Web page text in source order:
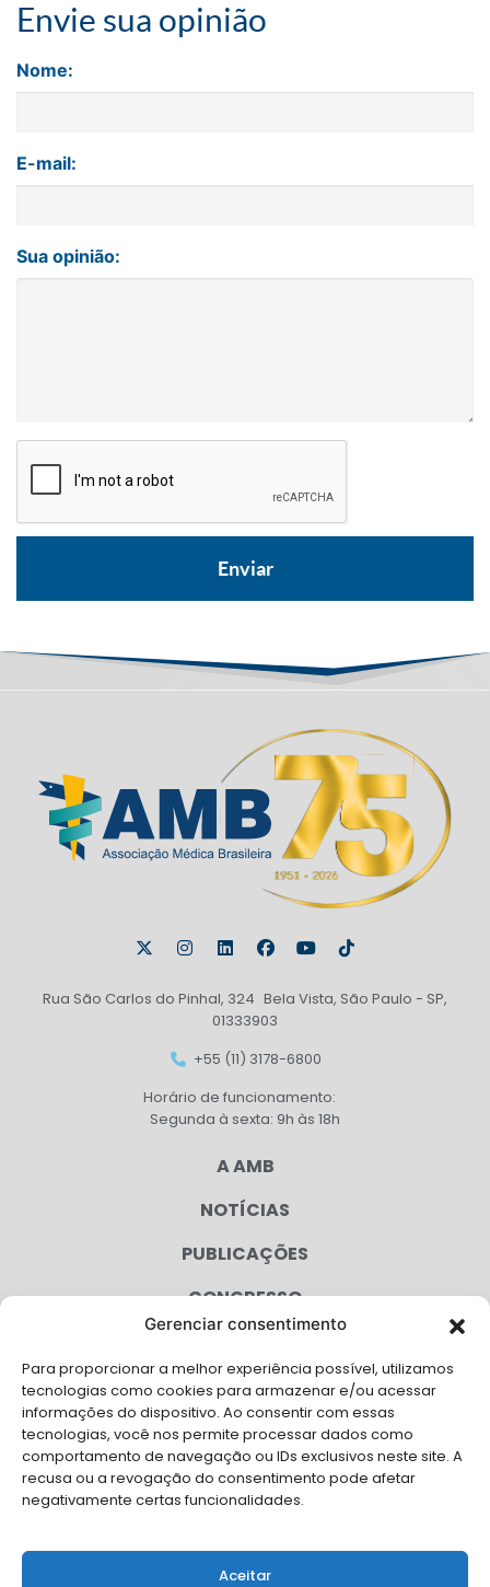
Gerenciar consentimento
Para proporcionar a melhor experiência possível, utilizamos
tecnologias como cookies para armazenar e/ou acessar
informações do dispositivo. Ao consentir com essas
tecnologias, você nos permite processar dados como
comportamento de navegação ou IDs exclusivos neste site. A
recusa ou a revogação do consentimento pode afetar
negativamente certas funcionalidades.
Aceitar
Envie sua opinião
Nome:
E-mail:
Sua opinião:
Rua São Carlos do Pinhal, 324 Bela Vista, São Paulo - SP,
01333903
+55 (11) 3178-6800
Horário de funcionamento:
Segunda à sexta: 9h às 18h
A AMB
NOTÍCIAS
PUBLICAÇÕES
CONGRESSO
CAMPANHAS
SERVIÇOS
FILIADAS
FALE CONOSCO